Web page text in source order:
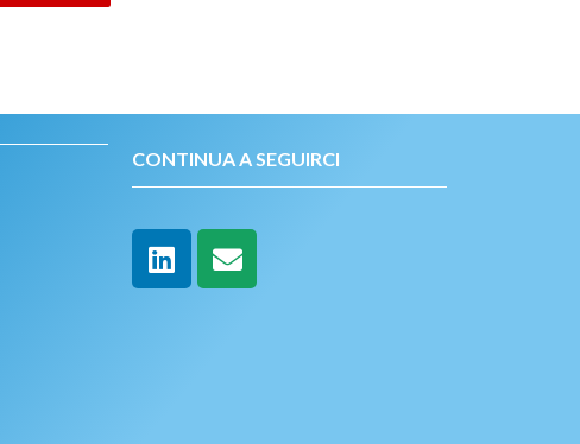
CONTINUA A SEGUIRCI